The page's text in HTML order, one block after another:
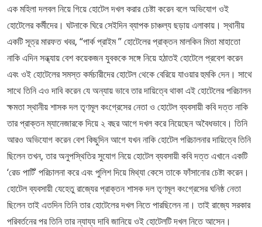
এক মহিলা দলবল নিয়ে গিয়ে হোটেল দখল করার চেষ্টা করেন বলে অভিযোগ ওই
হোটেলের কর্মীদের। ঘটনাকে ঘিরে সেইদিন ব্যাপক চাঞ্চল্য ছড়ায় এলাকায়। স্থানীয়
একটি সূত্র মারফত খবর, “পার্ক প্রাইম ” হোটেলের প্রাক্তন মালকিন মিতা মাহাতো
নাকি এদিন সন্ধ্যায় বেশ কয়েকজন যুবককে সঙ্গে নিয়ে হঠাতই হোটেলে প্রবেশ করেন
এবং ওই হোটেলের সমস্ত কর্মচারীদের হোটেল থেকে বেরিয়ে যাওয়ার হুমকি দেন। সাথে
সাথে তিনি এও দাবি করেন যে অন্যায় ভাবে তার দায়িত্বে থাকা এই হোটেলের পরিচালন
ক্ষমতা স্থানীয় শাসক দল তৃণমূল কংগ্রেসের নেতা ও হোটেল ব্যবসায়ী কবি দত্ত নাকি
তার প্রাক্তন ম্যানেজারকে দিয়ে ২ বছর আগে দখল করে নিয়েছেন অবৈধভাবে। তিনি
আরও অভিযোগ করেন বেশ কিছুদিন আগে যখন নাকি হোটেল পরিচালনার দায়িত্বে তিনি
ছিলেন তখন, তার অনুপস্থিতির সুযোগ নিয়ে হোটেল ব্যবসায়ী কবি দত্ত এখানে একটি
‘রেড পার্টি’ পরিচালনা করে এবং পুলিশ দিয়ে মিথ্যা কেসে তাকে ফাঁসানোর চেষ্টা করেন।
হোটেল ব্যবসায়ী যেহেতু রাজ্যের প্রাক্তন শাসক দল তৃণমূল কংগ্রেসের ঘনিষ্ঠ নেতা
ছিলেন তাই এতদিন তিনি তার হোটেলের দখল নিতে পারছিলেন না। তাই রাজ্যে সরকার
পরিবর্তনের পর তিনি তার ন্যায্য দাবি জানিয়ে ওই হোটেলটি দখল নিতে আসেন।